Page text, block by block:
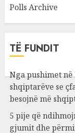
Polls Archive
TË FUNDIT
Nga pushimet në
shqiptarëve se
besojnë më
5 pije që
gjumit dhe